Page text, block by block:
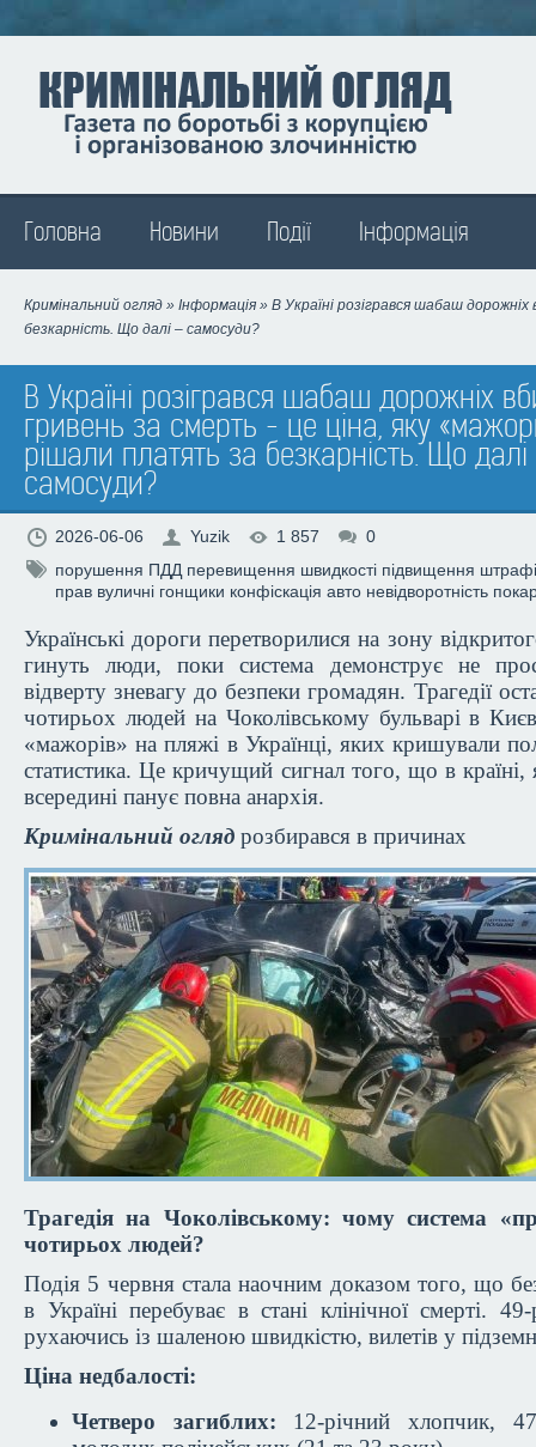
Головна Новини Події Інформація
Кримінальний огляд » Інформація » В Україні розігрався шабаш
безкарність. Що далі – самосуди?
В Україні розігрався шабаш дорожніх
гривень за смерть - це ціна, яку
рішали платять за безкарність. Що
самосуди?
2026-06-06 Yuzik 1 857
0
порушення ПДД перевищення швидкості підвищення
прав вуличні гонщики конфіскація авто невідворотність
Українські дороги перетворилися на зону
гинуть люди, поки система демонструє не
відверту зневагу до безпеки громадян. Трагедії
чотирьох людей на Чоколівському бульварі в
«мажорів» на пляжі в Українці, яких кришували
статистика. Це кричущий сигнал того, що в
всередині панує повна анархія.
Кримінальний огляд розбирався в причинах
Трагедія на Чоколівському: чому система
чотирьох людей?
Подія 5 червня стала наочним доказом того, що
в Україні перебуває в стані клінічної смерті.
рухаючись із шаленою швидкістю, вилетів у
Ціна недбалості:
Четверо загиблих: 12-річний хлопчик,